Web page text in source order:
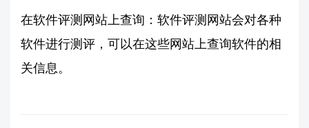
在软件评测网站上查询：软件评测网站会对各种
软件进行测评，可以在这些网站上查询软件的相
关信息。